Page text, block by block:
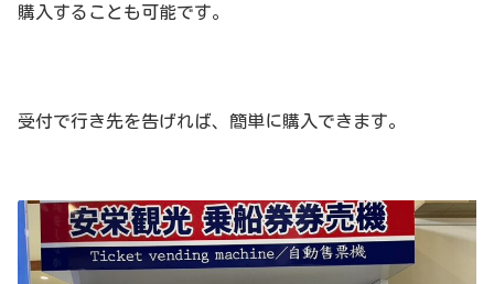
購入することも可能です。
受付で行き先を告げれば、簡単に購入できます。